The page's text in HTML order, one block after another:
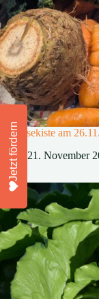
Gemüsekiste am
21. November
Jetzt fördern